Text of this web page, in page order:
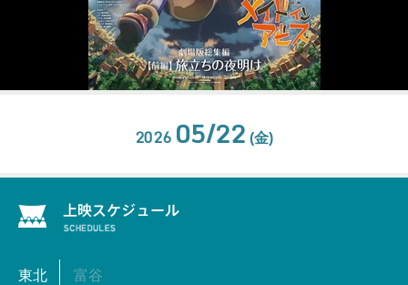
2026 05/22 (金)
東北 富谷